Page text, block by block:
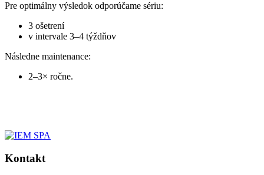
Pre optimálny výsledok odporúčame sériu:
3 ošetrení
v intervale 3–4 týždňov
Následne maintenance:
2–3× ročne.
Kontakt